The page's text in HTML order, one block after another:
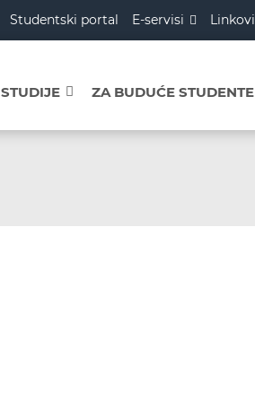
Studentski portal E-servisi Linkovi
STUDIJE ZA BUDUĆE STUDENTE